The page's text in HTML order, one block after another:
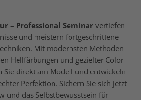
– Professional Seminar vertiefen
und meistern fortgeschrittene
Mit modernsten Methoden
Hellfärbungen und gezielter Color
Sie direkt am Modell und entwickeln
Perfektion. Sichern Sie sich jetzt
und das Selbstbewusstsein für